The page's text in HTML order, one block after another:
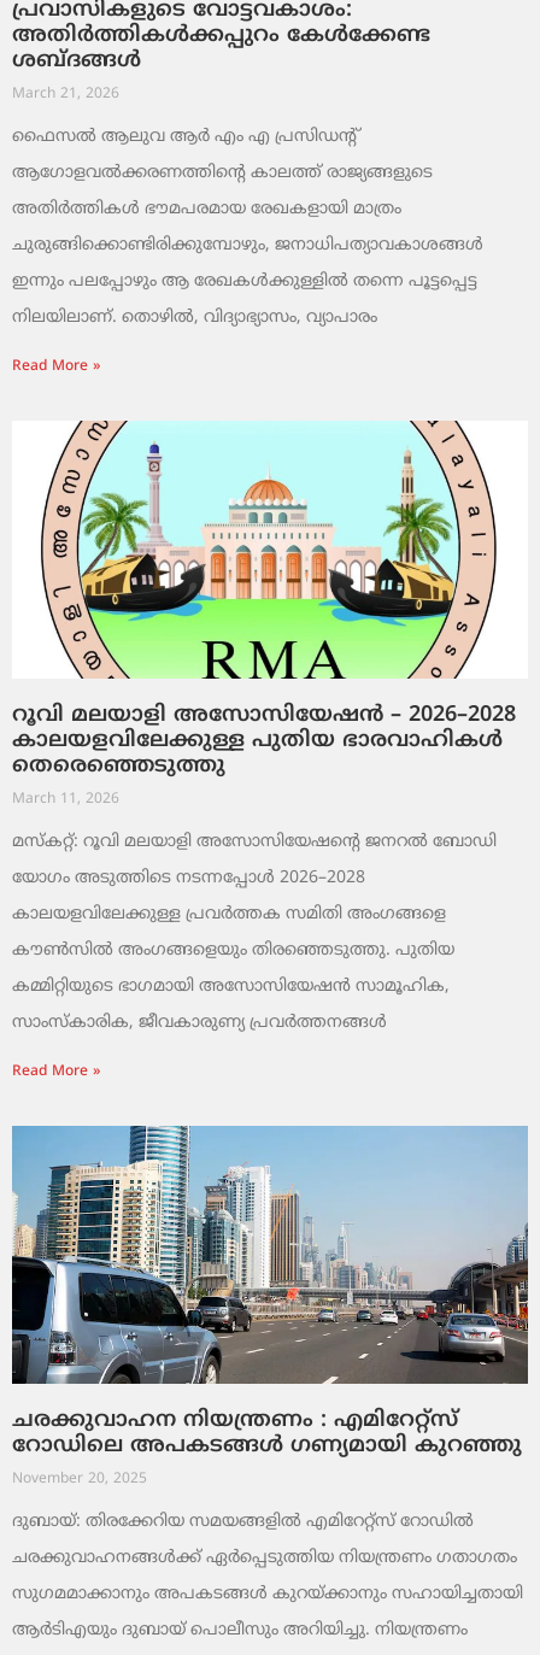
പ്രവാസികളുടെ വോട്ടവകാശം:
അതിർത്തികൾക്കപ്പുറം കേൾക്കേണ്ട
ശബ്ദങ്ങൾ
March 21, 2026
ഫൈസൽ ആലുവ ആർ എം എ പ്രസിഡന്റ്
ആഗോളവൽക്കരണത്തിന്റെ കാലത്ത് രാജ്യങ്ങളുടെ
അതിർത്തികൾ ഭൗമപരമായ രേഖകളായി മാത്രം
ചുരുങ്ങിക്കൊണ്ടിരിക്കുമ്പോഴും, ജനാധിപത്യാവകാശങ്ങൾ
ഇന്നും പലപ്പോഴും ആ രേഖകൾക്കുള്ളിൽ തന്നെ പൂട്ടപ്പെട്ട
നിലയിലാണ്. തൊഴിൽ, വിദ്യാഭ്യാസം, വ്യാപാരം
Read More »
റൂവി മലയാളി അസോസിയേഷൻ – 2026–2028
കാലയളവിലേക്കുള്ള പുതിയ ഭാരവാഹികൾ
തെരെഞ്ഞെടുത്തു
March 11, 2026
മസ്കറ്റ്: റൂവി മലയാളി അസോസിയേഷന്റെ ജനറൽ ബോഡി
യോഗം അടുത്തിടെ നടന്നപ്പോൾ 2026–2028
കാലയളവിലേക്കുള്ള പ്രവർത്തക സമിതി അംഗങ്ങളെ
കൗൺസിൽ അംഗങ്ങളെയും തിരഞ്ഞെടുത്തു. പുതിയ
കമ്മിറ്റിയുടെ ഭാഗമായി അസോസിയേഷൻ സാമൂഹിക,
സാംസ്‌കാരിക, ജീവകാരുണ്യ പ്രവർത്തനങ്ങൾ
Read More »
ചരക്കുവാഹന നിയന്ത്രണം : എമിറേറ്റ്സ്
റോഡിലെ അപകടങ്ങൾ ഗണ്യമായി കുറഞ്ഞു
November 20, 2025
ദുബായ്: തിരക്കേറിയ സമയങ്ങളിൽ എമിറേറ്റ്സ് റോഡിൽ
ചരക്കുവാഹനങ്ങൾക്ക് ഏർപ്പെടുത്തിയ നിയന്ത്രണം ഗതാഗതം
സുഗമമാക്കാനും അപകടങ്ങൾ കുറയ്ക്കാനും സഹായിച്ചതായി
ആർടിഎയും ദുബായ് പൊലീസും അറിയിച്ചു. നിയന്ത്രണം